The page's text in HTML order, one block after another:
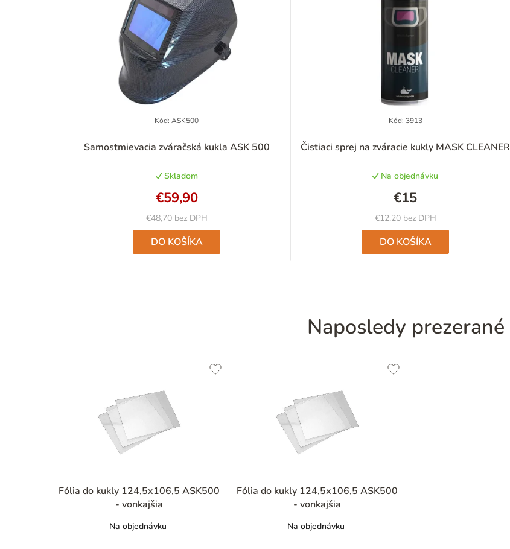
Samostmievacia zváračská kukla ASK 500
Priemerné
hodnotenie
je
5,0
z
5
hviezdičiek.
Skladom
€48,70 bez DPH
€59,90
DO KOŠÍKA
Kód:ASK500
Čistiaci sprej na zváracie kukly MASK CLEANER
hodnotenie
je
4,6
z
5
hviezdičiek.
Na objednávku
€12,20 bez DPH
€15
DO KOŠÍKA
Kód: 3913
Naposledy prezerané
Fólia do kukly 124,5x106,5 ASK500
- vonkajšia
Na objednávku
Fólia do kukly 124,5x106,5 ASK500
- vonkajšia
Na objednávku